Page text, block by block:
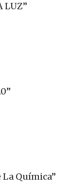
LUZ”
La Química”